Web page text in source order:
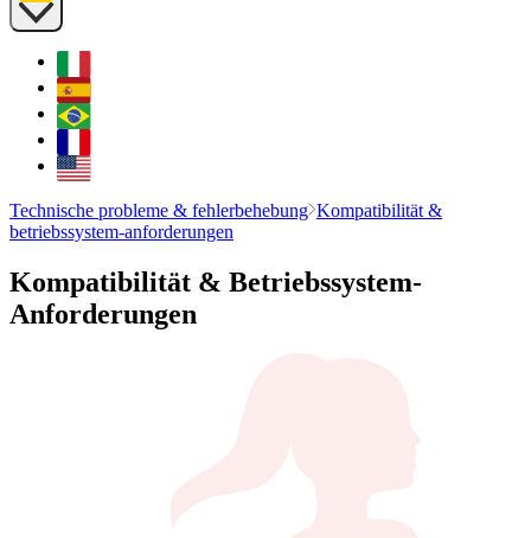
Technische probleme & fehlerbehebung Kompatibilität &
betriebssystem-anforderungen
Kompatibilität & Betriebssystem-
Anforderungen